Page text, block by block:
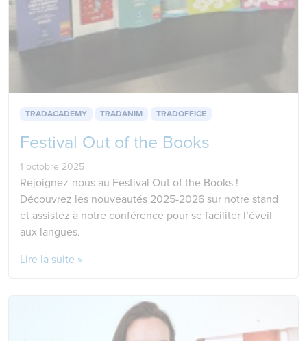
TRADACADEMY TRADANIM TRADOFFICE
Festival Out of the Books
1 octobre 2025
Rejoignez-nous au Festival Out of the Books !
Découvrez les nouveautés 2025-2026 sur notre stand
et assistez à notre conférence pour se faciliter l’éveil
aux langues.
Lire la suite »